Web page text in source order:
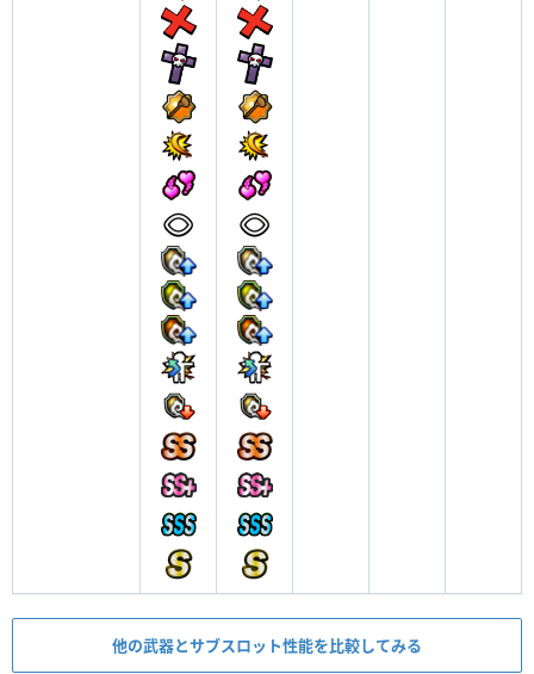
他の武器とサブスロット性能を比較してみる